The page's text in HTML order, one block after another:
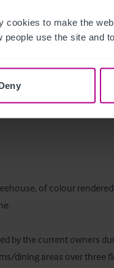
cookies to make the
people use the site and
of colour
by the current owners
dining areas over three